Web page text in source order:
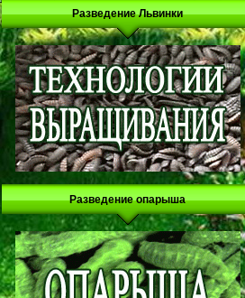
Разведение Львинки
Разведение опарыша